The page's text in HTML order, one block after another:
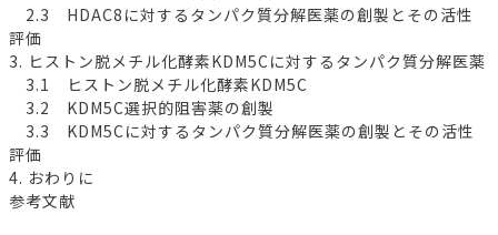
2.3 HDAC8に対するタンパク質分解医薬の創製とその活性
評価
3. ヒストン脱メチル化酵素KDM5Cに対するタンパク質分解医薬
3.1 ヒストン脱メチル化酵素KDM5C
3.2 KDM5C選択的阻害薬の創製
3.3 KDM5Cに対するタンパク質分解医薬の創製とその活性
評価
4. おわりに
参考文献